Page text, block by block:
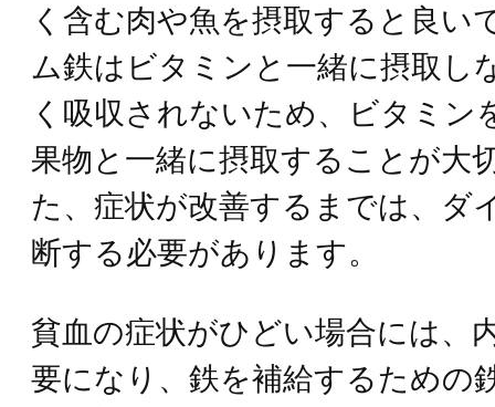
く含む肉や魚を摂取すると良い
ム鉄はビタミンと一緒に摂取し
く吸収されないため、ビタミン
果物と一緒に摂取することが大
た、症状が改善するまでは、ダ
断する必要があります。
貧血の症状がひどい場合には、
要になり、鉄を補給するための